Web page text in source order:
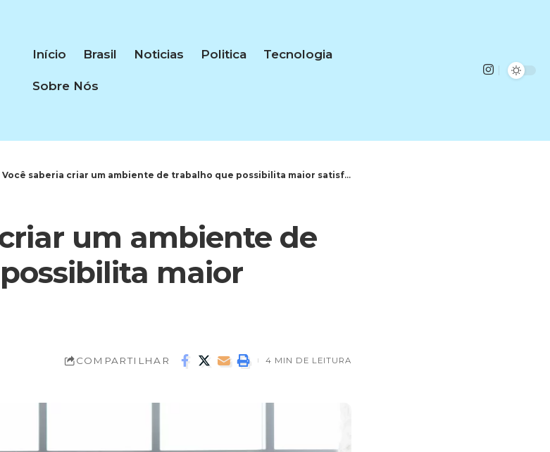
Início Brasil Noticias Politica Tecnologia
Sobre Nós
Você saberia criar um ambiente de trabalho que possibilita maior satisfação?
um ambiente de
maior
COMPARTILHAR 4 MIN DE LEITURA